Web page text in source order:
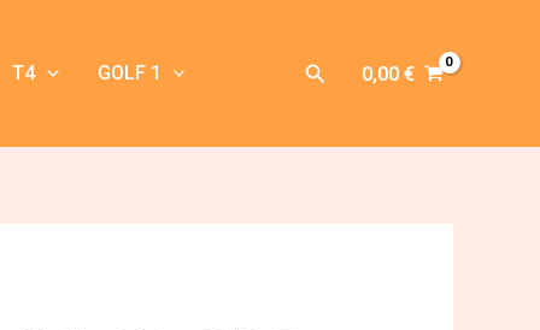
T4 GOLF 1 Rechercher
0,00 €